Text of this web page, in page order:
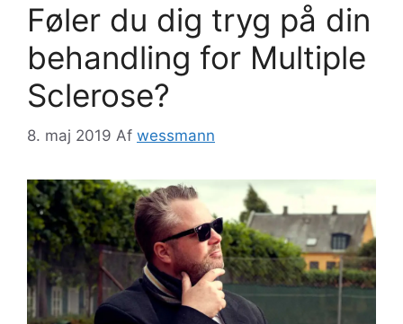
Føler du dig tryg på din
behandling for Multiple
Sclerose?
8. maj 2019 Af wessmann